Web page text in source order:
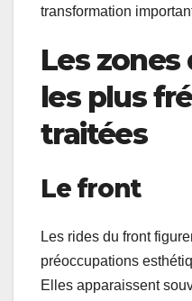
transformation
Les zones
les plus
traitées
Le front
Les rides du front
préoccupations
Elles apparaissent